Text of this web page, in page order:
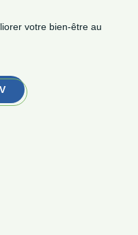
votre bien-être au